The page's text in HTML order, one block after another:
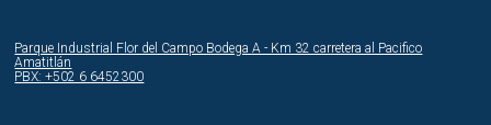
Parque Industrial Flor del Campo Bodega A - Km 32 carretera al Pacifico
Amatitlán
PBX: +502 6 6452300